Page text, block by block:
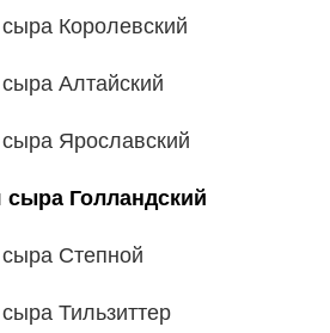
Королевский
Алтайский
Ярославский
сыра Голландский
Степной
Тильзиттер